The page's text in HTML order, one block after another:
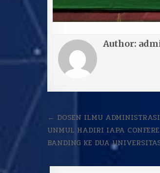
Author:
Navigasi
pos
← DOSEN ILMU
UNMUL HADIRI IAPA
BANDING KE DUA